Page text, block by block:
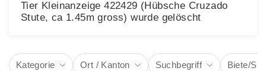
Tier Kleinanzeige 422429 (Hübsche Cruzado
Stute, ca 1.45m gross) wurde gelöscht
Kategorie Ort / Kanton Suchbegriff Biete/